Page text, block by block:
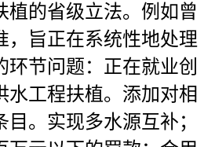
植的省级立法。例如曾
，旨正在系统性地处理
环节问题：正在就业创
水工程扶植。添加对相
。实现多水源互补；